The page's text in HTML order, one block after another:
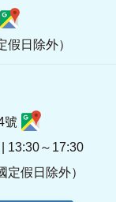
日除外）
號
13:30～17:30
定假日除外）